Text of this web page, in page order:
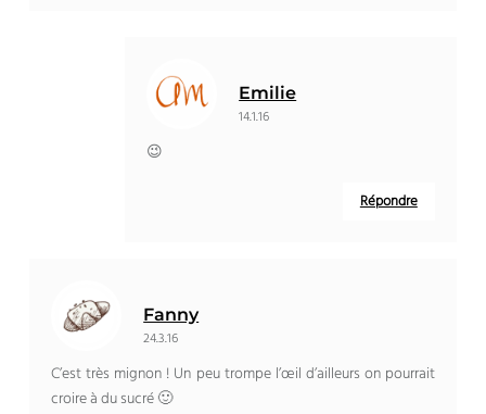
Emilie
14.1.16
😉
Répondre
Fanny
24.3.16
C’est très mignon ! Un peu trompe l’œil d’ailleurs on pourrait
croire à du sucré 🙂